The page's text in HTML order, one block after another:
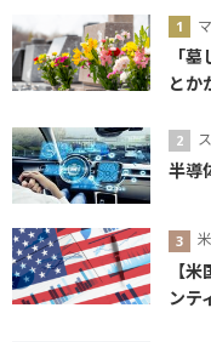
「
とか
半導
【
ンテ